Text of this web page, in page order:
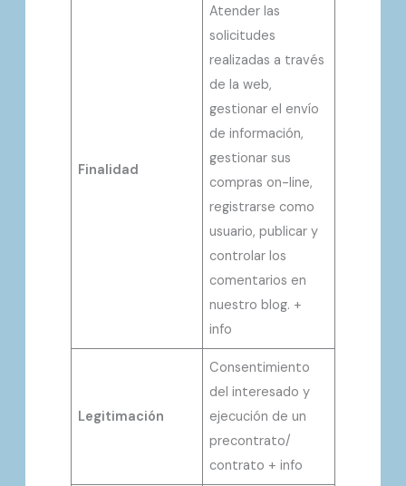
Finalidad
Atender las
solicitudes
realizadas a través
de la web,
gestionar el envío
de información,
gestionar sus
compras on-line,
registrarse como
usuario, publicar y
controlar los
comentarios en
nuestro blog. +
info
Legitimación
Consentimiento
del interesado y
ejecución de un
precontrato/
contrato + info